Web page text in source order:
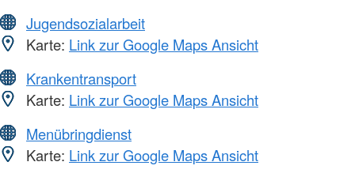
Jugendsozialarbeit
Karte: Link zur Google Maps Ansicht
Krankentransport
Karte: Link zur Google Maps Ansicht
Menübringdienst
Karte: Link zur Google Maps Ansicht